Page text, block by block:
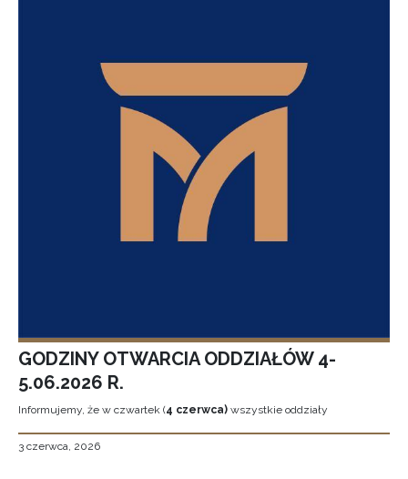
GODZINY OTWARCIA ODDZIAŁÓW 4-
5.06.2026 R.
Informujemy, że w czwartek (4 czerwca) wszystkie oddziały
3 czerwca, 2026